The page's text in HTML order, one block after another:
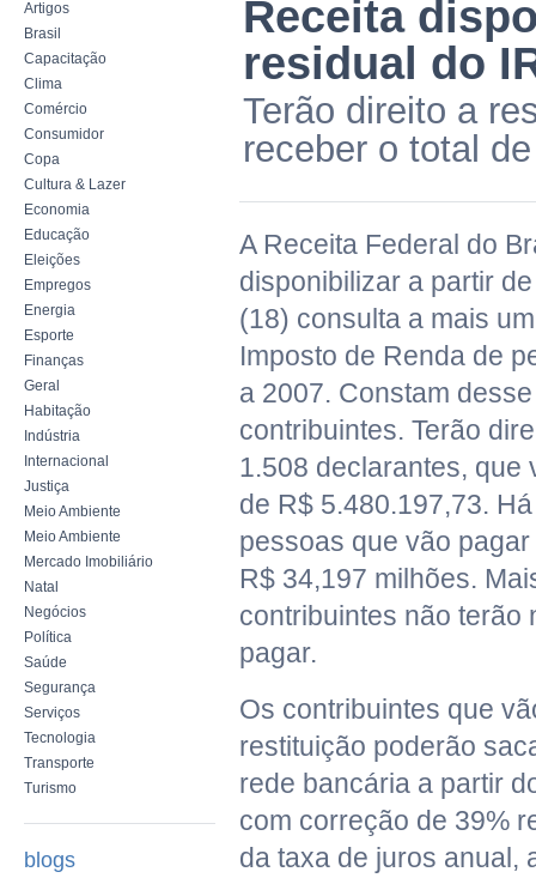
Artigos
Brasil
Capacitação
Clima
Comércio
Consumidor
Copa
Cultura & Lazer
Economia
Educação
Eleições
Empregos
Energia
Esporte
Finanças
Geral
Habitação
Indústria
Internacional
Justiça
Meio Ambiente
Meio Ambiente
Mercado Imobiliário
Natal
Negócios
Política
Saúde
Segurança
Serviços
Tecnologia
Transporte
Turismo
blogs
Receita
residual do
Terão direito a
receber o total
A Receita Federal do
disponibilizar a partir
(18) consulta a mais
Imposto de Renda de
a 2007. Constam
contribuintes. Terão
1.508 declarantes, que
de R$ 5.480.197,73.
pessoas que vão
R$ 34,197 milhões.
contribuintes não terão
pagar.
Os contribuintes que
restituição poderão
rede bancária a partir
com correção de 39%
da taxa de juros anual,